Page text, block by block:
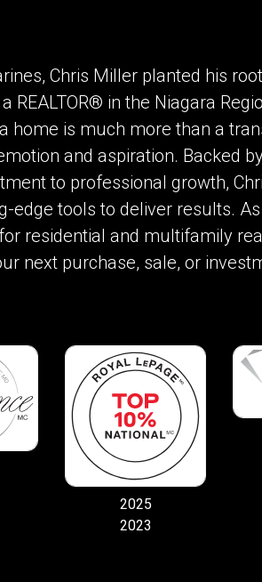
de l'investissement
», vous consentez à nos conditions
Chris Miller planted his
in the Niagara
home is much more than a
and aspiration. Backed
to professional growth,
edge tools to deliver results.
residential and multifamily
next purchase, sale, or
2025
2023